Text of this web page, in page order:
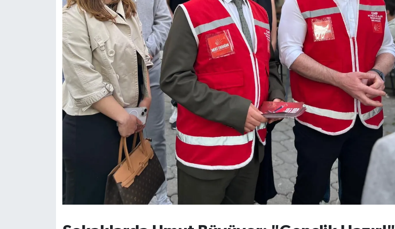
TARİHTE BUGÜN
TEKNOLOJİ